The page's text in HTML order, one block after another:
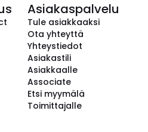
Asiakaspalvelu
Tule asiakkaaksi
Ota yhteyttä
Yhteystiedot
Asiakastili
Asiakkaalle
Associate
Etsi myymälä
Toimittajalle